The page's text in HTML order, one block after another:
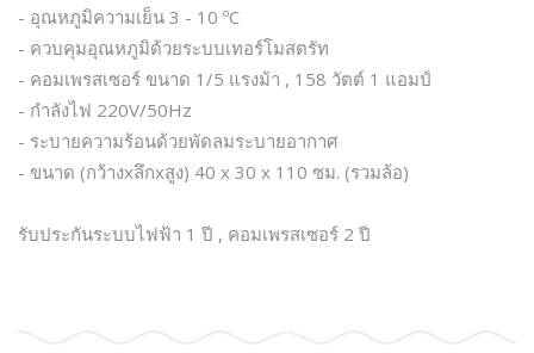
- อุณหภูมิความเย็น 3 - 10 º​C
- ควบคุมอุณหภูมิด้วยระบบเทอร์โมสตรัท
- คอมเพรสเซอร์ ขนาด 1/5 แรงม้า , 158 วัตต์ 1 แอมป์
- กำลังไฟ 220V/50Hz
- ระบายความร้อนด้วยพัดลมระบายอากาศ
- ขนาด (กว้างxลึกxสูง) 40 x 30 x 110 ซม. (รวมล้อ)
รับประกันระบบไฟฟ้า 1 ปี , คอมเพรสเซอร์ 2 ปี